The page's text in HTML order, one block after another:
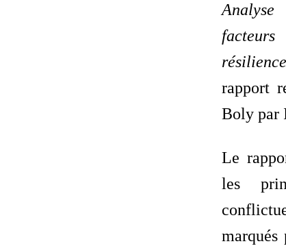
rapport
Boly par
Le
les
marqués